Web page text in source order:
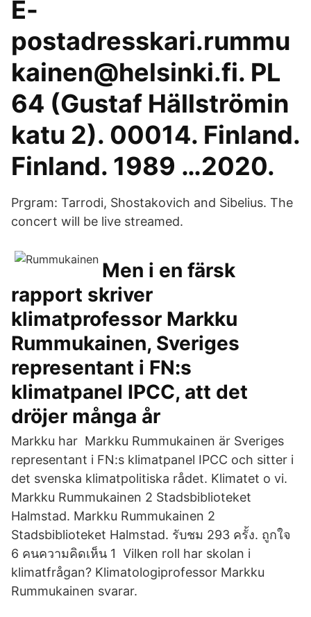
E-
postadresskari.rummu
kainen@helsinki.fi. PL
64 (Gustaf Hällströmin
katu 2). 00014. Finland.
Finland. 1989 …2020.
Prgram: Tarrodi, Shostakovich and Sibelius. The
concert will be live streamed.
Men i en färsk
rapport skriver
klimatprofessor Markku
Rummukainen, Sveriges
representant i FN:s
klimatpanel IPCC, att det
dröjer många år
Markku har Markku Rummukainen är Sveriges
representant i FN:s klimatpanel IPCC och sitter i
det svenska klimatpolitiska rådet. Klimatet o vi.
Markku Rummukainen 2 Stadsbiblioteket
Halmstad. Markku Rummukainen 2
Stadsbiblioteket Halmstad. รับชม 293 ครั้ง. ถูกใจ
6 คนความคิดเห็น 1 Vilken roll har skolan i
klimatfrågan? Klimatologiprofessor Markku
Rummukainen svarar.